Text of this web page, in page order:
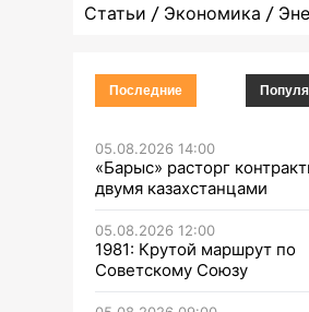
Статьи Экономика
Последние
05.08.2026 14:00
«Барыс» расторг
двумя казахстанцами
05.08.2026 12:00
1981: Крутой маршрут по
Советскому Союзу